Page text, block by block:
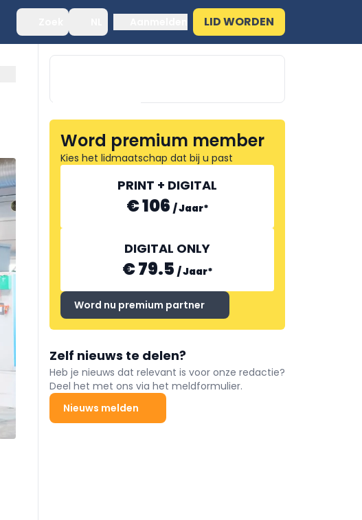
LID WORDEN
TST BENELUX
Word premium member
Kies het lidmaatschap dat bij u past
PRINT + DIGITAL
€ 106 /Jaar*
DIGITAL ONLY
€ 79.5 /Jaar*
Word nu premium partner
Zelf nieuws te delen?
Heb je nieuws dat relevant is voor onze redactie?
Deel het met ons via het meldformulier.
Nieuws melden